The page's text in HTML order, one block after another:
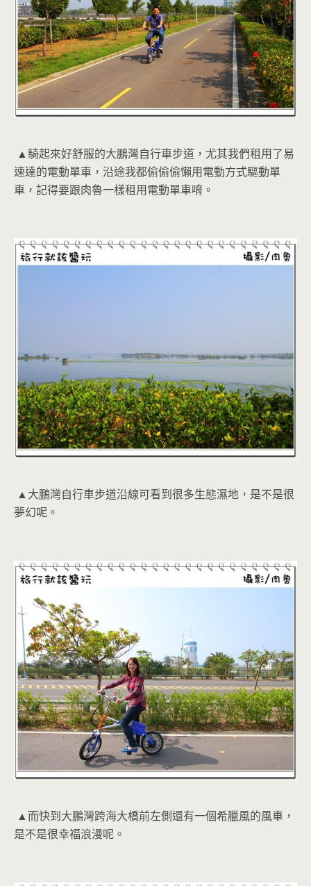
▲騎起來好舒服的大鵬灣自行車步道，尤其我們租用了易
速達的電動單車，沿途我都偷偷偷懶用電動方式驅動單
車，記得要跟肉魯一樣租用電動單車唷。
▲大鵬灣自行車步道沿線可看到很多生態濕地，是不是很
夢幻呢。
▲而快到大鵬灣跨海大橋前左側還有一個希臘風的風車，
是不是很幸福浪漫呢。